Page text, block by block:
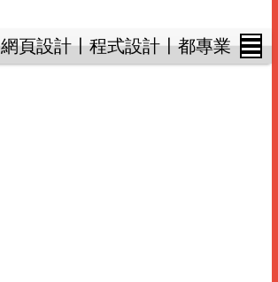
網頁設計〡程式設計〡都專業